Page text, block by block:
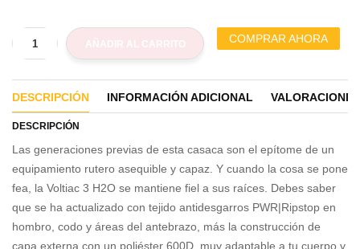
COMPRAR AHORA
DESCRIPCIÓN INFORMACIÓN ADICIONAL
DESCRIPCIÓN
Las generaciones previas de esta casaca son el epítome de un
equipamiento rutero asequible y capaz. Y cuando la cosa se pone
fea, la Voltiac 3 H2O se mantiene fiel a sus raíces. Debes saber
que se ha actualizado con tejido antidesgarros PWR|Ripstop en
hombro, codo y áreas del antebrazo, más la construcción de
capa externa con un poliéster 600D, muy adaptable a tu cuerpo y